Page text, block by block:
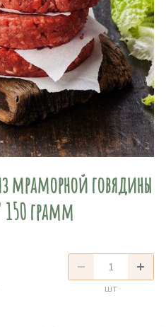
мраморной говядины
грамм
шт